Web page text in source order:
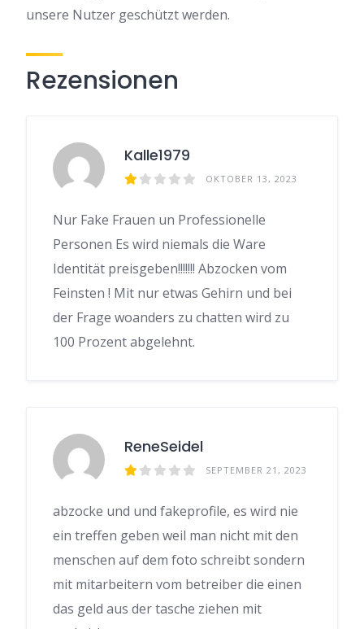
unsere Nutzer geschützt werden.
Rezensionen
Kalle1979
OKTOBER 13, 2023
Nur Fake Frauen un Professionelle
Personen Es wird niemals die Ware
Identität preisgeben!!!!!!! Abzocken vom
Feinsten ! Mit nur etwas Gehirn und bei
der Frage woanders zu chatten wird zu
100 Prozent abgelehnt.
ReneSeidel
SEPTEMBER 21, 2023
abzocke und und fakeprofile, es wird nie
ein treffen geben weil man nicht mit den
menschen auf dem foto schreibt sondern
mit mitarbeitern vom betreiber die einen
das geld aus der tasche ziehen mit